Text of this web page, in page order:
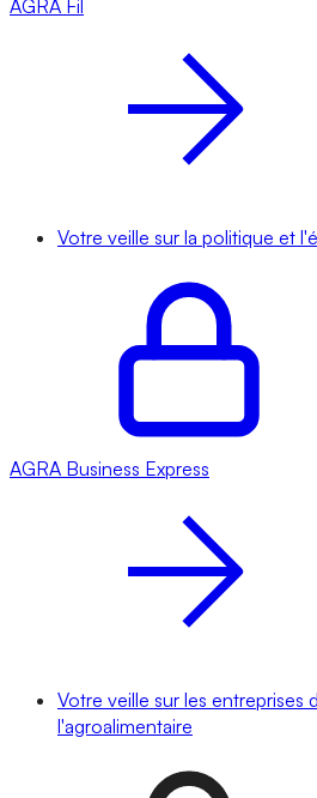
AGRA Fil
Votre veille sur la politique et
AGRA Business Express
Votre veille sur les entreprises
l'agroalimentaire